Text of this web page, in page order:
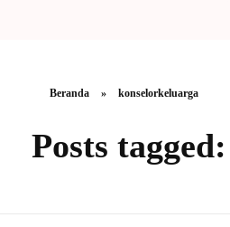
Beranda » konselorkeluarga
Posts